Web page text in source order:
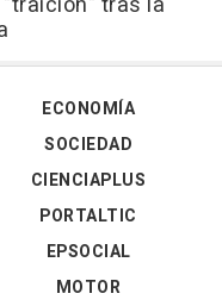
ECONOMÍA
SOCIEDAD
CIENCIAPLUS
PORTALTIC
EPSOCIAL
MOTOR